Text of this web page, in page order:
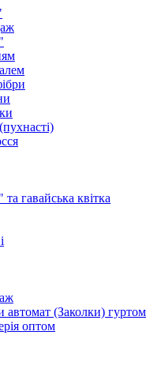
гавайська квітка
(Заколки) гуртом
оптом